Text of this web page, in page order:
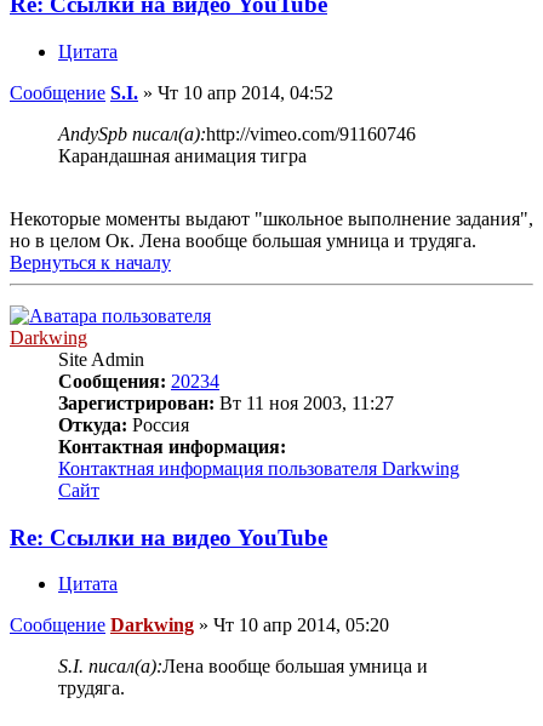
Цитата
Сообщение S.I. » Чт 10 апр 2014, 04:52
AndySpb писал(а):http://vimeo.com/91160746
Карандашная анимация тигра
Некоторые моменты выдают "школьное выполнение задания",
но в целом Ок. Лена вообще большая умница и трудяга.
Вернуться к началу
Darkwing
Site Admin
Сообщения: 20234
Зарегистрирован: Вт 11 ноя 2003, 11:27
Откуда: Россия
Контактная информация:
Контактная информация пользователя Darkwing
Сайт
Re: Ссылки на видео YouTube
Цитата
Сообщение Darkwing » Чт 10 апр 2014, 05:20
S.I. писал(а):Лена вообще большая умница и
трудяга.